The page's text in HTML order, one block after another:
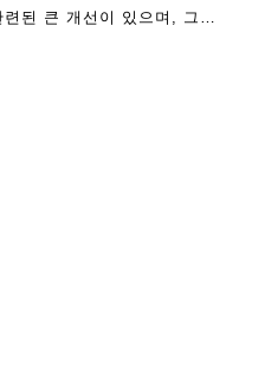
된 큰 개선이 있으며, 그들